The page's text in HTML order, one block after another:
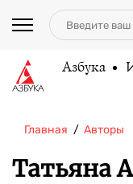
Азбука
Главная Авторы
Татьяна